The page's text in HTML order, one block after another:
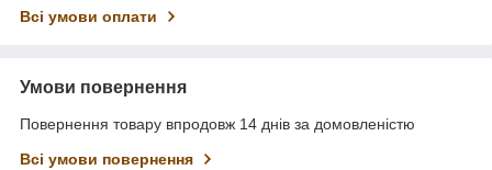
Всі умови оплати
Умови повернення
Повернення товару впродовж 14 днів за домовленістю
Всі умови повернення